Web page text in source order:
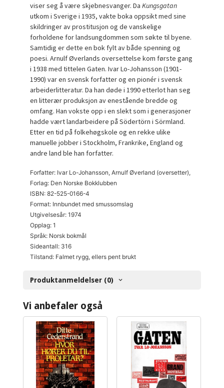
viser seg å være skjebnesvanger. DaKungsgatan
utkom i Sverige i 1935, vakte boka oppsikt med sine
skildringer av prostitusjon og de vanskelige
forholdene for landsungdommen som søkte til byene.
Samtidig er dette en bok fylt av både spenning og
poesi. Arnulf Øverlands oversettelse kom første gang
i 1938 med tittelen Gaten. Ivar Lo-Johansson (1901-
1990) var en svensk forfatter og en pionér i svensk
arbeiderlitteratur. Da han døde i 1990 etterlot han seg
en litterær produksjon av enestående bredde og
omfang. Han vokste opp i en slekt som i generasjoner
hadde vært landarbeidere på Södertörn i Sörmland.
Etter en tid på folkehøgskole og en rekke ulike
manuelle jobber i Stockholm, Frankrike, England og
andre land ble han forfatter.
Forfatter: Ivar Lo-Johansson, Arnulf Øverland (oversetter),
Forlag: Den Norske Bokklubben
ISBN: 82-525-0166-4
Format: Innbundet med smussomslag
Utgivelsesår: 1974
Opplag: 1
Språk: Norsk bokmål
Sideantall: 316
Tilstand: Falmet rygg, ellers pent brukt
Produktanmeldelser (0)
Vi anbefaler også